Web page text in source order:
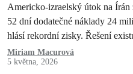
Americko-izraelský útok na
52 dní dodatečné náklady 24
hlásí rekordní zisky. Řešení
2022 a pokazili. Teď máme
Miriam Macurová
5 května, 2026